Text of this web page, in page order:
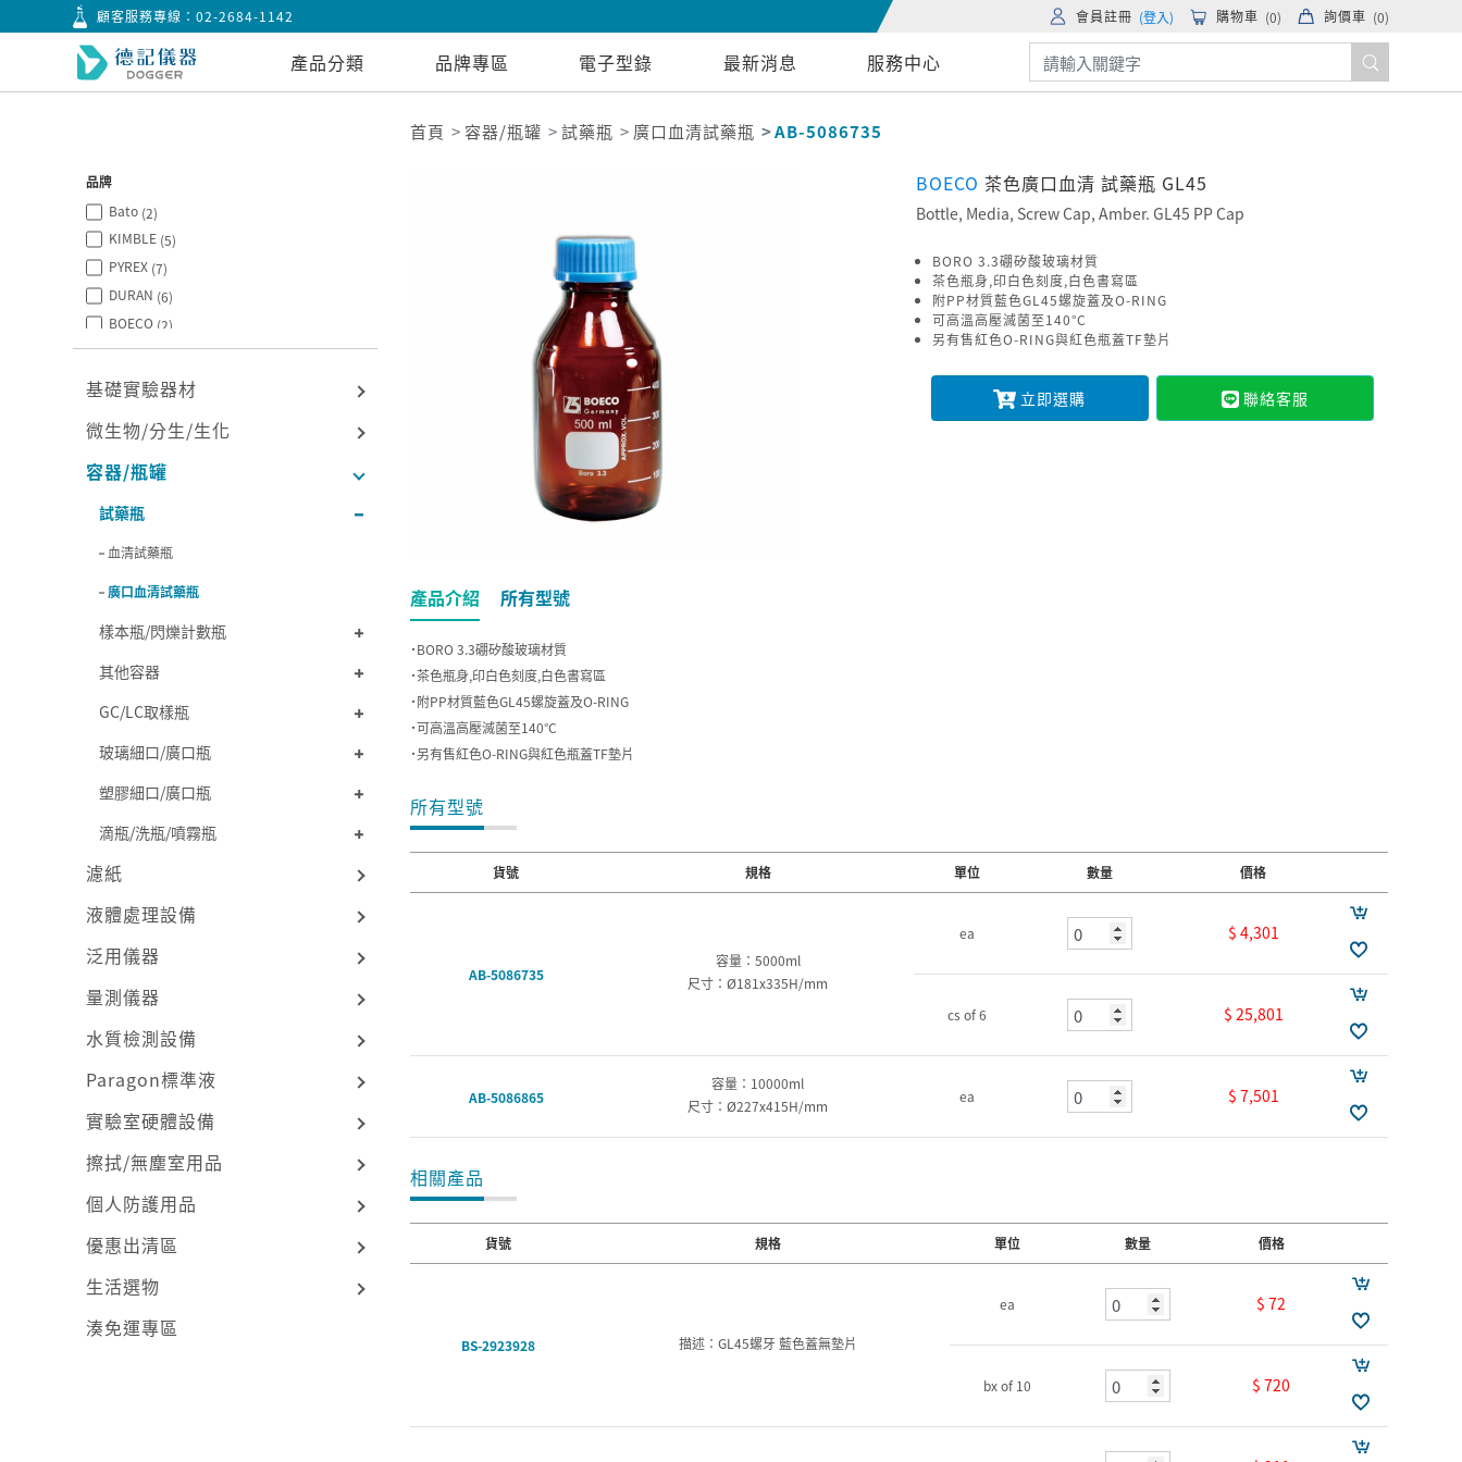
顧客服務專線：02-2684-1142 會員註冊 (登入) 購物車 (0) 詢價車 (0)
產品分類 品牌專區 電子型錄 最新消息 服務中心
首頁 容器/瓶罐 試藥瓶 廣口血清試藥瓶 AB-5086735
品牌
Bato (2)
KIMBLE (5)
PYREX (7)
DURAN (6)
BOECO (2)
CITOTEST(2)
基礎實驗器材
微生物/分生/生化
容器/瓶罐
試藥瓶
血清試藥瓶
廣口血清試藥瓶
樣本瓶/閃爍計數瓶
其他容器
GC/LC取樣瓶
玻璃細口/廣口瓶
塑膠細口/廣口瓶
滴瓶/洗瓶/噴霧瓶
濾紙
液體處理設備
泛用儀器
量測儀器
水質檢測設備
Paragon標準液
實驗室硬體設備
擦拭/無塵室用品
個人防護用品
優惠出清區
生活選物
湊免運專區
BOECO 茶色廣口血清 試藥瓶 GL45
Bottle, Media, Screw Cap, Amber. GL45 PP Cap
BORO 3.3硼矽酸玻璃材質
茶色瓶身,印白色刻度,白色書寫區
附PP材質藍色GL45螺旋蓋及O-RING
可高溫高壓滅菌至140°C
另有售紅色O-RING與紅色瓶蓋TF墊片
立即選購 聯絡客服
產品介紹 所有型號
˙BORO 3.3硼矽酸玻璃材質
˙茶色瓶身,印白色刻度,白色書寫區
˙附PP材質藍色GL45螺旋蓋及O-RING
˙可高溫高壓滅菌至140°C
˙另有售紅色O-RING與紅色瓶蓋TF墊片
所有型號
貨號 規格 單位 數量 價格
AB-5086735
容量：5000ml
尺寸：Ø181x335H/mm
ea $ 4,301
cs of 6 $ 25,801
AB-5086865
容量：10000ml
尺寸：Ø227x415H/mm
ea $ 7,501
相關產品
貨號 規格 單位 數量 價格
BS-2923928 描述：GL45螺牙 藍色蓋無墊片
ea $ 72
bx of 10 $ 720